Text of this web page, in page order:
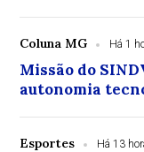
Coluna MG Há 1
Missão do
autonomia
Esportes Há 13